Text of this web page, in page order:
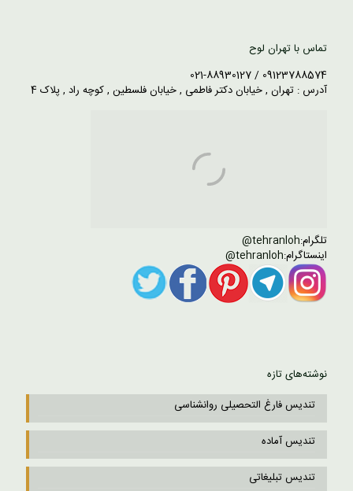
تماس با تهران لوح
09123788574 / 021-88930127
آدرس : تهران , خیابان دکتر فاطمی , خیابان فلسطین , کوچه راد , پلاک 4
تلگرام:tehranloh@
اینستاگرام:tehranloh@
نوشته‌های تازه
تندیس فارغ التحصیلی روانشناسی
تندیس آماده
تندیس تبلیغاتی